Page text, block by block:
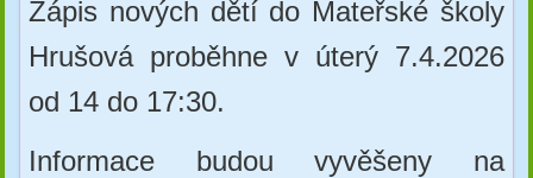
Zápis nových dětí do Mateřské školy
Hrušová proběhne v úterý 7.4.2026
od 14 do 17:30.
Informace budou vyvěšeny na